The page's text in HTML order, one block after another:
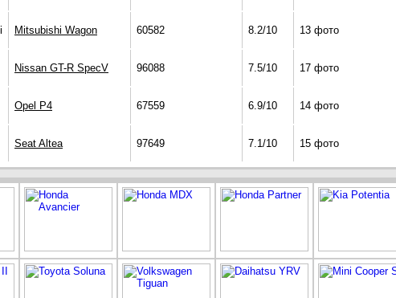
Mitsubishi Wagon 60582 8.2/10 13 фото
Nissan GT-R SpecV 96088 7.5/10 17 фото
Opel P4 67559 6.9/10 14 фото
Seat Altea 97649 7.1/10 15 фото